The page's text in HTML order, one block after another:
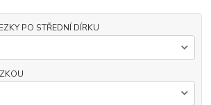
PO STŘEDNÍ DÍRKU